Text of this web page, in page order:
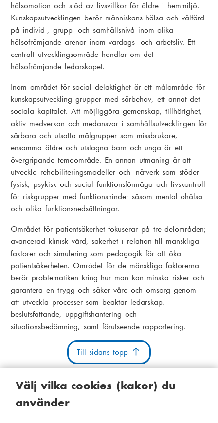
Välj vilka cookies (kakor) du
använder
hälsomotion och stöd av livsvillkor för äldre i hemmiljö.
Kunskapsutvecklingen berör människans hälsa och välfärd
på individ-, grupp- och samhällsnivå inom olika
hälsofrämjande arenor inom vardags- och arbetsliv. Ett
centralt utvecklingsområde handlar om det
hälsofrämjande ledarskapet.
Inom området för social delaktighet är ett målområde för
kunskapsutveckling grupper med särbehov, ett annat det
sociala kapitalet. Att möjliggöra gemenskap, tillhörighet,
aktiv medverkan och medansvar i samhällsutvecklingen för
sårbara och utsatta målgrupper som missbrukare,
ensamma äldre och utslagna barn och unga är ett
övergripande temaområde. En annan utmaning är att
utveckla rehabiliteringsmodeller och -nätverk som stöder
fysisk, psykisk och social funktionsförmåga och livskontroll
för riskgrupper med funktionshinder såsom mental ohälsa
och olika funktionsnedsättningar.
Området för patientsäkerhet fokuserar på tre delområden;
avancerad klinisk vård, säkerhet i relation till mänskliga
faktorer och simulering som pedagogik för att öka
patientsäkerheten. Området för de mänskliga faktorerna
berör problematiken kring hur man kan minska risker och
garantera en trygg och säker vård och omsorg genom
att utveckla processer som beaktar ledarskap,
beslutsfattande, uppgiftshantering och
situationsbedömning, samt förutseende rapportering.
Till sidans topp